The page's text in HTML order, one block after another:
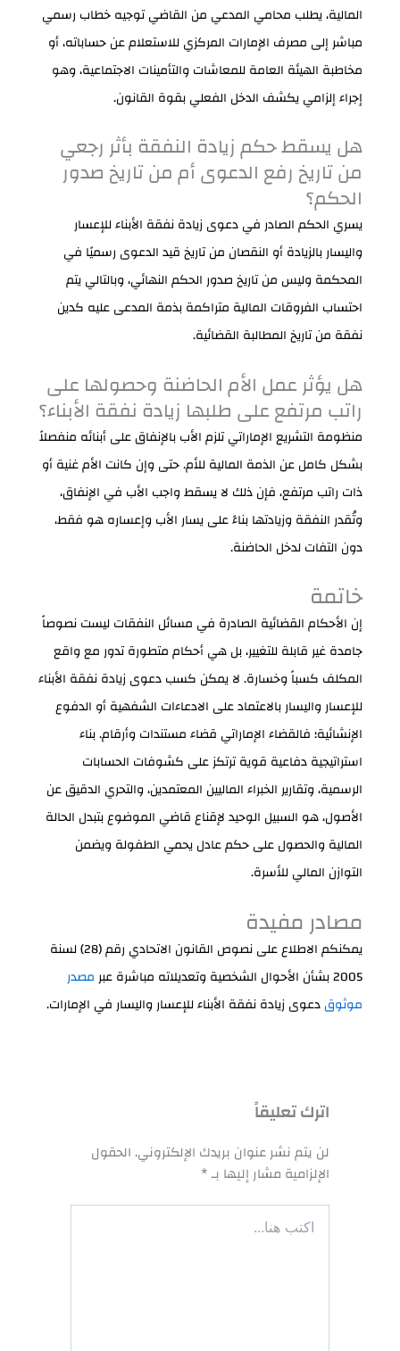
المالية، يطلب محامي المدعي من القاضي توجيه خطاب رسمي
مباشر إلى مصرف الإمارات المركزي للاستعلام عن حساباته، أو
مخاطبة الهيئة العامة للمعاشات والتأمينات الاجتماعية، وهو
إجراء إلزامي يكشف الدخل الفعلي بقوة القانون.
هل يسقط حكم زيادة النفقة بأثر رجعي
من تاريخ رفع الدعوى أم من تاريخ صدور
الحكم؟
يسري الحكم الصادر في دعوى زيادة نفقة الأبناء للإعسار
واليسار بالزيادة أو النقصان من تاريخ قيد الدعوى رسميًا في
المحكمة وليس من تاريخ صدور الحكم النهائي، وبالتالي يتم
احتساب الفروقات المالية متراكمة بذمة المدعى عليه كدين
نفقة من تاريخ المطالبة القضائية.
هل يؤثر عمل الأم الحاضنة وحصولها على
راتب مرتفع على طلبها زيادة نفقة الأبناء؟
منظومة التشريع الإماراتي تلزم الأب بالإنفاق على أبنائه منفصلاً
بشكل كامل عن الذمة المالية للأم. حتى وإن كانت الأم غنية أو
ذات راتب مرتفع، فإن ذلك لا يسقط واجب الأب في الإنفاق،
وتُقدر النفقة وزيادتها بناءً على يسار الأب وإعساره هو فقط،
دون التفات لدخل الحاضنة.
خاتمة
إن الأحكام القضائية الصادرة في مسائل النفقات ليست نصوصاً
جامدة غير قابلة للتغيير، بل هي أحكام متطورة تدور مع واقع
المكلف كسباً وخسارة. لا يمكن كسب دعوى زيادة نفقة الأبناء
للإعسار واليسار بالاعتماد على الادعاءات الشفهية أو الدفوع
الإنشائية؛ فالقضاء الإماراتي قضاء مستندات وأرقام. بناء
استراتيجية دفاعية قوية ترتكز على كشوفات الحسابات
الرسمية، وتقارير الخبراء الماليين المعتمدين، والتحري الدقيق عن
الأصول، هو السبيل الوحيد لإقناع قاضي الموضوع بتبدل الحالة
المالية والحصول على حكم عادل يحمي الطفولة ويضمن
التوازن المالي للأسرة.
مصادر مفيدة
يمكنكم الاطلاع على نصوص القانون الاتحادي رقم (28) لسنة
2005 بشأن الأحوال الشخصية وتعديلاته مباشرة عبر
مصدر
موثوقدعوى زيادة نفقة الأبناء للإعسار واليسار في الإمارات.
اترك تعليقاً
لن يتم نشر عنوان بريدك الإلكتروني.الحقول
الإلزامية مشار إليها بـ*
اكتب
هنا...